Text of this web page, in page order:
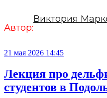
Автор:
Виктория
21 мая 2026 14:45
Лекция про
студентов в